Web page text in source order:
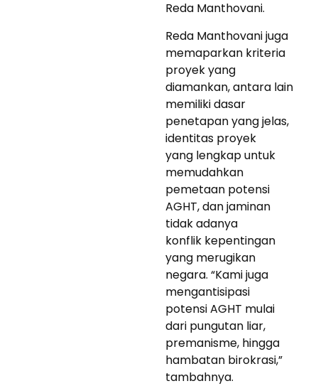
Reda Manthovani.
Reda Manthovani juga
memaparkan kriteria
proyek yang
diamankan, antara lain
memiliki dasar
penetapan yang jelas,
identitas proyek
yang lengkap untuk
memudahkan
pemetaan potensi
AGHT, dan jaminan
tidak adanya
konflik kepentingan
yang merugikan
negara. “Kami juga
mengantisipasi
potensi AGHT mulai
dari pungutan liar,
premanisme, hingga
hambatan birokrasi,”
tambahnya.